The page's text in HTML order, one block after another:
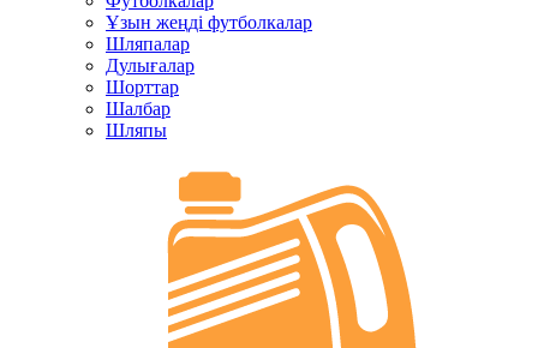
Ұзын жеңді футболкалар
Шляпалар
Дулығалар
Шорттар
Шалбар
Шляпы